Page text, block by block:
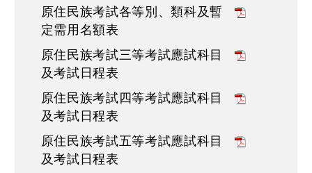
原住民族考試各等別、類科及暫
定需用名額表
原住民族考試三等考試應試科目
及考試日程表
原住民族考試四等考試應試科目
及考試日程表
原住民族考試五等考試應試科目
及考試日程表